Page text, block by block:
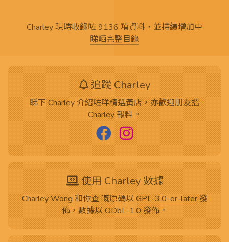
Charley 現時收錄咗 9136 項資料，並持續增加中
睇晒完整目錄
追蹤 Charley
睇下 Charley 介紹咗咩精選黃店，亦歡迎朋友搵
Charley 報料。
使用 Charley 數據
Charley Wong 和你查 嘅原碼以GPL-3.0-or-later發
佈，數據以ODbL-1.0發佈。